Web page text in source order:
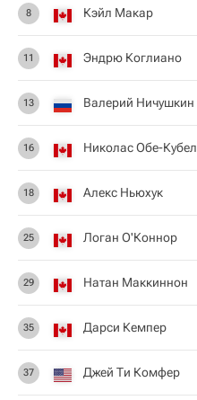
8 Кэйл Макар
11 Эндрю Коглиано
13 Валерий Ничушкин
16 Николас Обе-Кубел
18 Алекс Ньюхук
25 Логан О'Коннор
29 Натан Маккиннон
35 Дарси Кемпер
37 Джей Ти Комфер